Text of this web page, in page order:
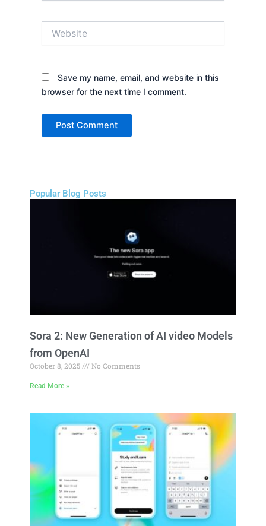
Save my name, email, and website in this
browser for the next time I comment.
Popular Blog Posts
Sora 2: New Generation of AI video Models
from OpenAI
October 8, 2025 No Comments
Read More »